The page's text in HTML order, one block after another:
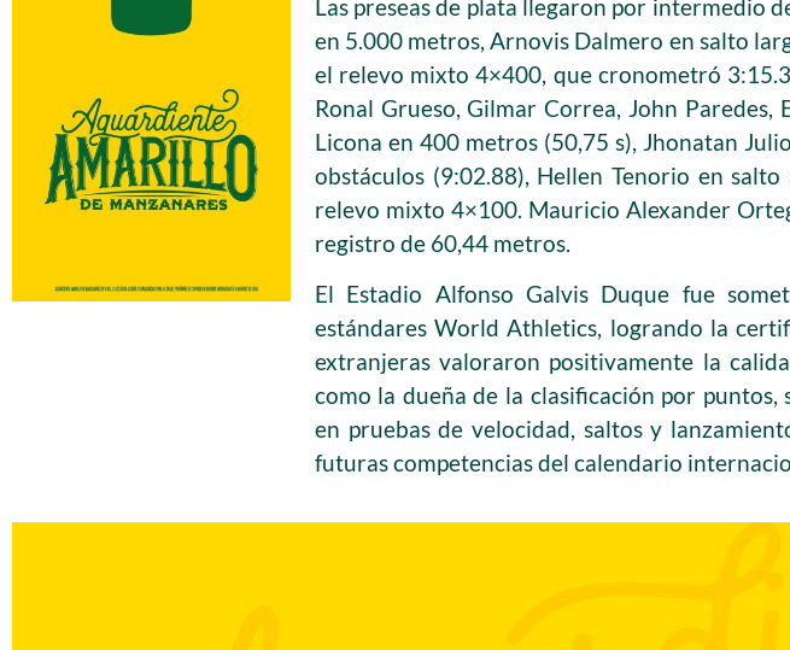
Las preseas de plata llegaron por intermedio
en 5.000 metros, Arnovis Dalmero en salto
el relevo mixto 4×400, que cronometró
Ronal Grueso, Gilmar Correa, John
Licona en 400 metros (50,75 s), Jhonatan
obstáculos (9:02.88), Hellen Tenorio en
relevo mixto 4×100. Mauricio Alexander
registro de 60,44 metros.
El Estadio Alfonso Galvis Duque fue
estándares World Athletics, logrando la
extranjeras valoraron positivamente la
como la dueña de la clasificación por
en pruebas de velocidad, saltos y
futuras competencias del calendario